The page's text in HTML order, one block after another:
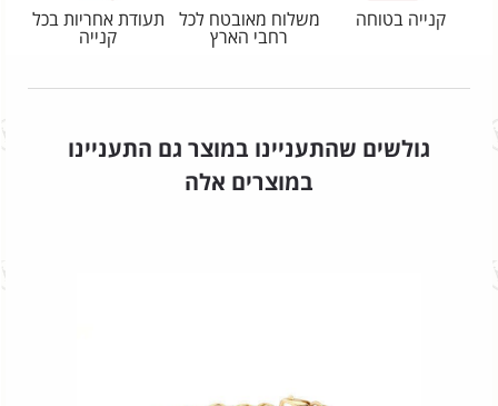
קנייה בטוחה
משלוח מאובטח לכל
רחבי הארץ
תעודת אחריות בכל
קנייה
גולשים שהתעניינו במוצר גם התעניינו
במוצרים אלה